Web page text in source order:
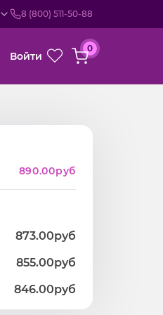
8 (800) 511-50-88
Войти
0
890.00руб
873.00руб
855.00руб
846.00руб